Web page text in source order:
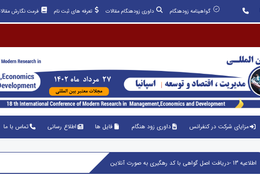
گواهینامه زودهنگام داوری زودهنگام مقالات تعرفه های ثبت نام فرمت نگارش
مزایای شرکت در کنفرانس داوری زود هنگام فایل ها اطلاع رسانی تماس با ما
اطلاعیه 13 -دریافت اصل گواهی با کد رهگیری به صورت آنلاین